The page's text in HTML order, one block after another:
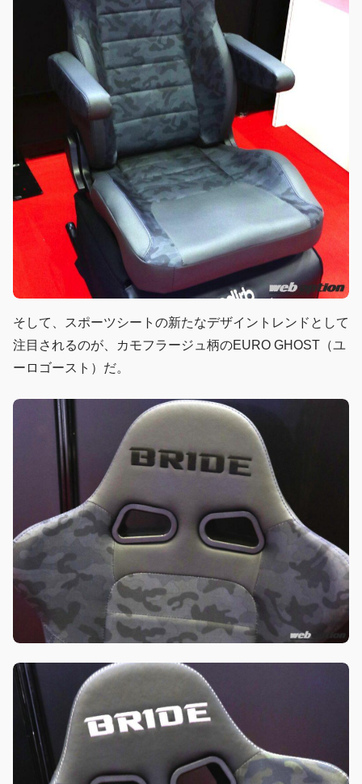
そして、スポーツシートの新たなデザイントレンドとして
注目されるのが、カモフラージュ柄のEURO GHOST（ユ
ーロゴースト）だ。